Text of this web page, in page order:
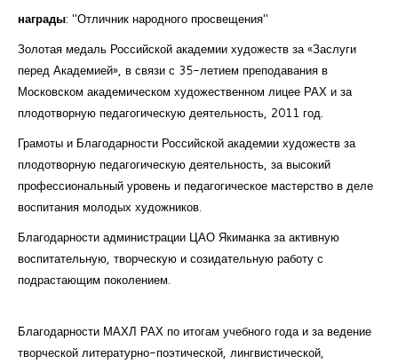
награды: "Отличник народного просвещения"
Золотая медаль Российской академии художеств за «Заслуги
перед Академией», в связи с 35-летием преподавания в
Московском академическом художественном лицее РАХ и за
плодотворную педагогическую деятельность, 2011 год.
Грамоты и Благодарности Российской академии художеств за
плодотворную педагогическую деятельность, за высокий
профессиональный уровень и педагогическое мастерство в деле
воспитания молодых художников.
Благодарности администрации ЦАО Якиманка за активную
воспитательную, творческую и созидательную работу с
подрастающим поколением.
Благодарности МАХЛ РАХ по итогам учебного года и за ведение
творческой литературно-поэтической, лингвистической,